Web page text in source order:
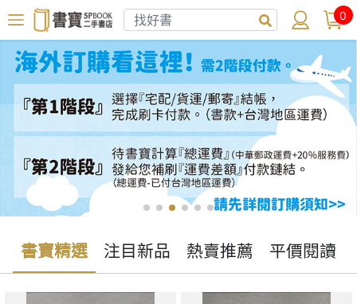
0
書寶精選 注目新品 熱賣推薦 平價閱讀